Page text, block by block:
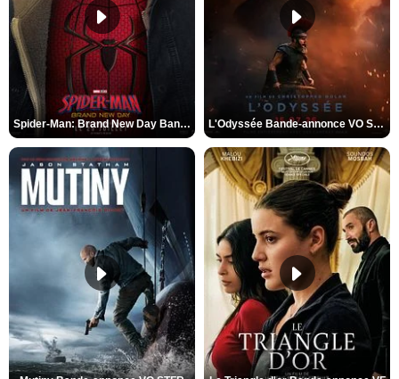
Spider-Man: Brand New Day Bande-annonce VO STFR L'Odyssée Bande-annonce VO STFR